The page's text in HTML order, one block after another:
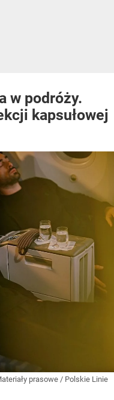
w podróży.
kapsułowej
prasowe / Polskie Linie